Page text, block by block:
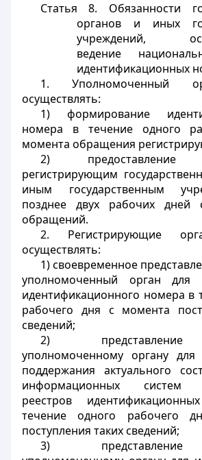
Статья 8. Обязанности
органов и иных
учреждений,
ведение
идентификационных
1. Уполномоченный
осуществлять:
1) формирование
номера в течение одного
момента обращения
2) предоставление
регистрирующим
иным государственным
позднее двух рабочих
обращений.
2. Регистрирующие
осуществлять:
1) своевременное
уполномоченный орган для
идентификационного номера в
рабочего дня с момента
сведений;
2) представление
уполномоченному органу
поддержания актуального
информационных систем
реестров
течение одного рабочего
поступления таких сведений;
3) представление